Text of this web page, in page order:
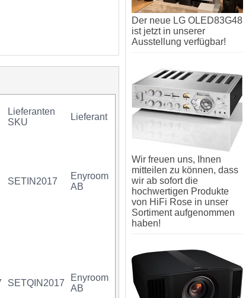
Lieferanten
SKU
Lieferant Mindestkauf GTIN
SETIN2017
Enyroom
AB
1 x 1 Stück 07340034706275
SETQIN2017
Enyroom
AB
1 x 1 Stück 07340034706275
Der neue LG OLED83G48
ist jetzt in unserer
Ausstellung verfügbar!
Wir freuen uns, Ihnen
mitteilen zu können, dass
wir ab sofort die
hochwertigen Produkte
von HiFi Rose in unser
Sortiment aufgenommen
haben!